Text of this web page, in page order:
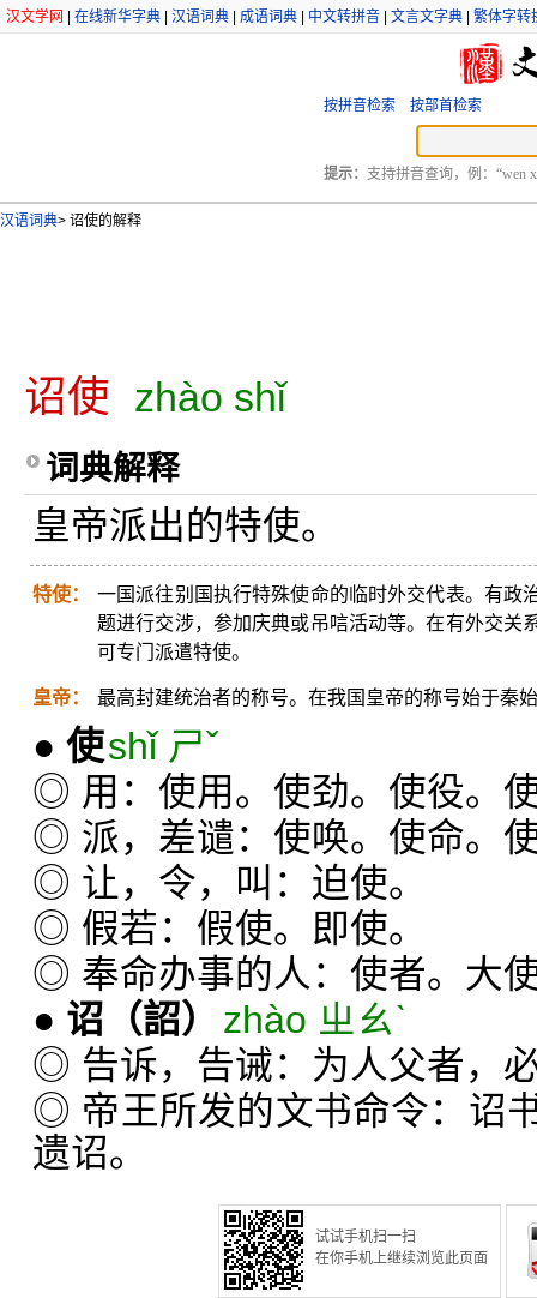
汉文学网 在线新华字典 汉语词典 成语词典 中文转拼音 文言文字典 繁体字转
按拼音检索 按部首检索
提示： 支持拼音查询，例：“wen
汉语词典> 诏使的解释
诏使 zhào shǐ
词典解释
皇帝派出的特使。
特使：
一国派往别国执行特殊使命的临时外交代表。有政
题进行交涉，参加庆典或吊唁活动等。在有外交关
可专门派遣特使。
皇帝： 最高封建统治者的称号。在我国皇帝的称号始于秦
● 使shǐ ㄕˇ
◎ 用：使用。使劲。使役。
◎ 派，差谴：使唤。使命。
◎ 让，令，叫：迫使。
◎ 假若：假使。即使。
◎ 奉命办事的人：使者。大
● 诏 （詔）
zhào ㄓㄠˋ
◎ 告诉，告诫：为人父者，
◎ 帝王所发的文书命令：诏
遗诏。
试试手机扫一扫
在你手机上继续浏览此页面